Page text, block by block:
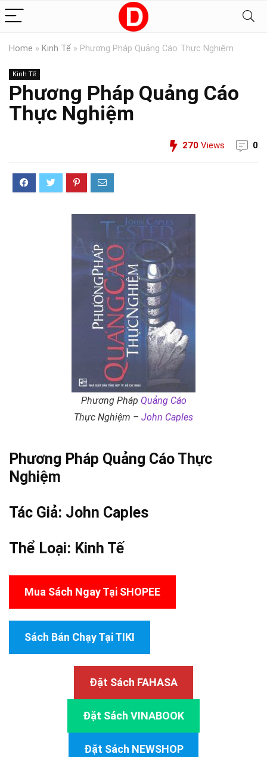
Home » Kinh Tế » Phương Pháp Quảng Cáo Thực Nghiệm
Kinh Tế
Phương Pháp Quảng Cáo
Thực Nghiệm
270 Views 0
Phương Pháp Quảng Cáo
Thực Nghiệm – John Caples
Phương Pháp Quảng Cáo Thực
Nghiệm
Tác Giả: John Caples
Thể Loại: Kinh Tế
Mua Sách Ngay Tại SHOPEE
Sách Bán Chạy Tại TIKI
Đặt Sách FAHASA
Đặt Sách VINABOOK
Đặt Sách NEWSHOP